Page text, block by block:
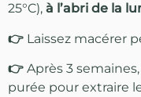
25°C), à l’abri de la
👉 Laissez macérer
👉 Après 3 semaines,
purée pour extraire